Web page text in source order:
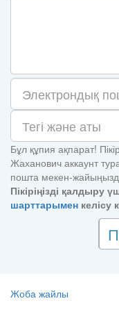
Бұл құпия ақпарат!
Жаханович аккаунт
пошта мекен-
Пікіріңізді қалдыру
шарттарымен келісу
Жоба жайлы